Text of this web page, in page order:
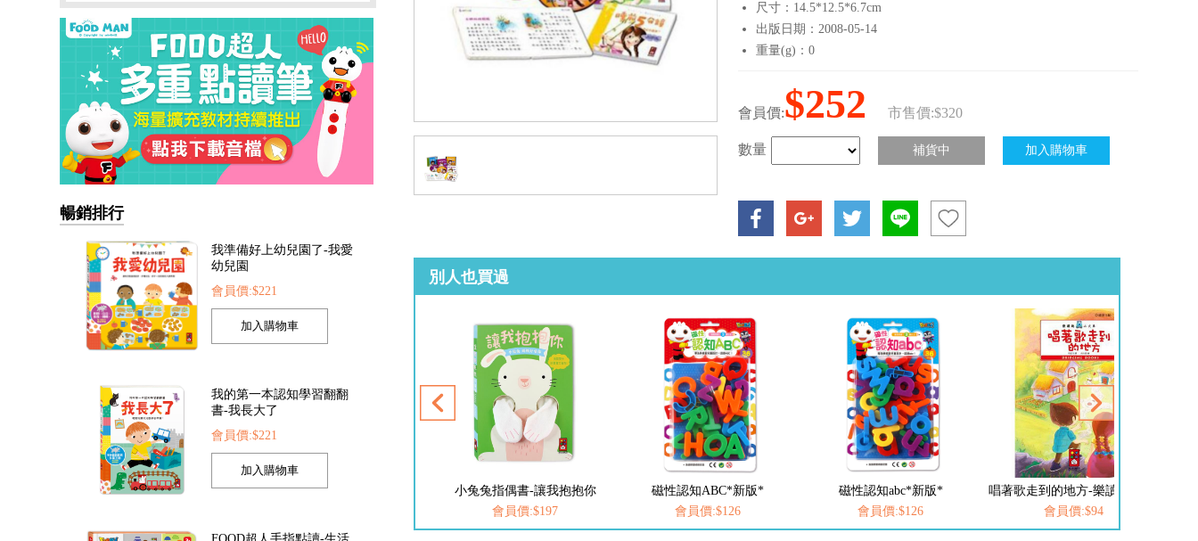
暢銷排行
我準備好上幼兒園了-我愛
幼兒園
會員價:$221
我的第一本認知學習翻翻
書-我長大了
FOOD超人手指點讀-生活
圖鑑(互動有聲書)
尺寸：14.5*12.5*6.7cm
出版日期：2008-05-14
重量(g)：0
會員價:$252 市售價:$320
數量
別人也買過
音樂家的故事4-幼幼撕不破小小書
小兔兔指偶書-讓我抱抱你
會員價:$197
磁性認知ABC*新版*
會員價:$126
磁性認知abc*新版*
會員價:$126
會員價:$94